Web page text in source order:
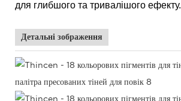
для глибшого та тривалішого ефекту.
Детальні зображення